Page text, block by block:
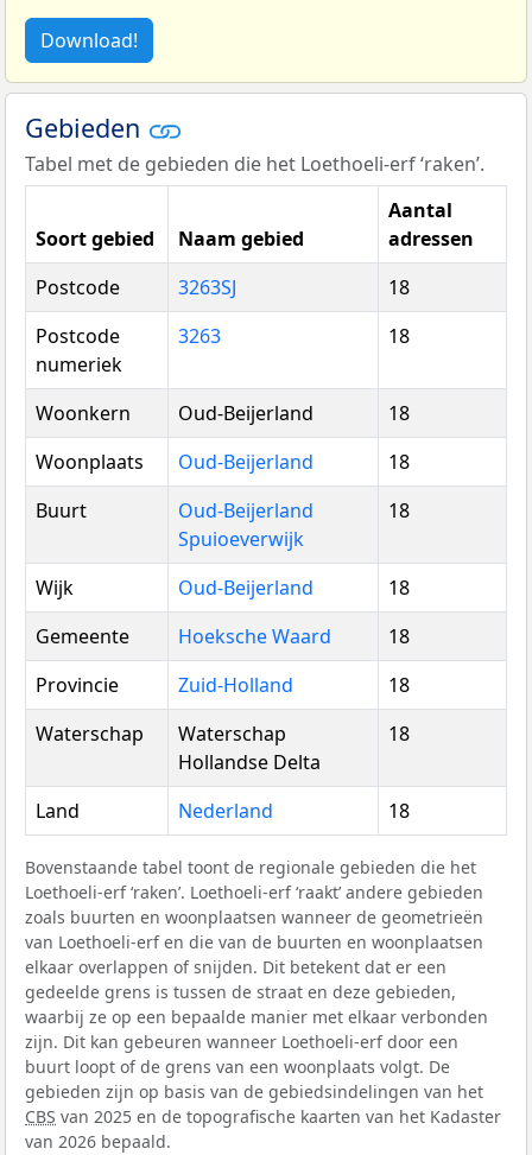
Download!
Gebieden
Tabel met de gebieden die het Loethoeli-erf ‘raken’.
Soort gebied Naam gebied
Aantal
adressen
Postcode
3263SJ
18
Postcode
numeriek
3263 18
Woonkern Oud-Beijerland
18
Woonplaats
Oud-Beijerland
18
Buurt
Oud-Beijerland
Spuioeverwijk
18
Wijk Oud-Beijerland
18
Gemeente
Hoeksche Waard
18
Provincie
Zuid-Holland
18
Waterschap
Waterschap
Hollandse Delta
18
Land Nederland 18
Bovenstaande tabel toont de regionale gebieden die het
Loethoeli-erf ‘raken’. Loethoeli-erf ‘raakt’ andere gebieden
zoals buurten en woonplaatsen wanneer de geometrieën
van Loethoeli-erf en die van de buurten en woonplaatsen
elkaar overlappen of snijden. Dit betekent dat er een
gedeelde grens is tussen de straat en deze gebieden,
waarbij ze op een bepaalde manier met elkaar verbonden
zijn. Dit kan gebeuren wanneer Loethoeli-erf door een
buurt loopt of de grens van een woonplaats volgt. De
gebieden zijn op basis van de gebiedsindelingen van het
CBS van 2025 en de topografische kaarten van het Kadaster
van 2026 bepaald.